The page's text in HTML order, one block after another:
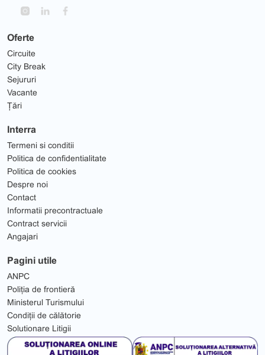
Oferte
Circuite
City Break
Sejururi
Vacante
Țări
Interra
Termeni si conditii
Politica de confidentialitate
Politica de cookies
Despre noi
Contact
Informatii precontractuale
Contract servicii
Angajari
Pagini utile
ANPC
Poliția de frontieră
Ministerul Turismului
Condiții de călătorie
Solutionare Litigii